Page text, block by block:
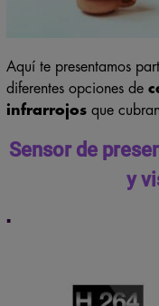
Aquí te presentamos
diferentes opciones de
infrarrojosque
Sensor de
y